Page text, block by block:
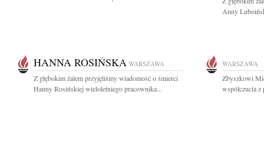
Anny
HANNA ROSIŃSKA WARSZAWA
Z głębokim żalem przyjęliśmy wiadomość o śmierci
Hanny Rosińskiej wieloletniego pracownika...
WARSZAWA
Zbyszkowi
współczucia